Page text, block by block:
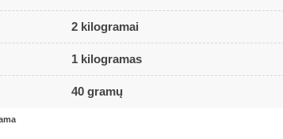
2 kilogramai
1 kilogramas
40 gramų